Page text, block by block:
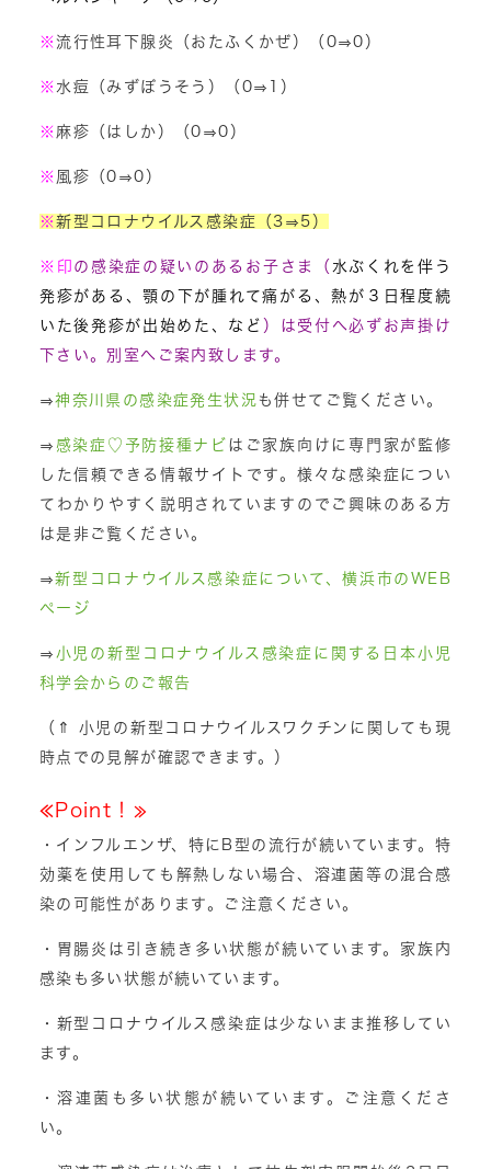
※流行性耳下腺炎（おたふくかぜ）（0⇒0）
※ 水痘（みずぼうそう）（0⇒1）
※ 麻疹（はしか）（0⇒0）
※ 風疹（0⇒0）
※新型コロナウイルス感染症（3 ⇒5）
※ 印 の感染症の疑いのあるお子さま（ 水ぶくれを伴う
発疹がある、顎の下が腫れて痛がる、熱が３日程度続
いた後発疹が出始めた、など ）は受付へ必ずお声掛け
下さい。別室へご案内致します。
⇒神奈川県の感染症発生状況 も併せてご覧ください。
⇒ 感染症♡予防接種ナビ はご家族向けに専門家が監修
した信頼できる情報サイトです。様々な感染症につい
てわかりやすく説明されていますのでご興味のある方
は是非ご覧ください。
⇒新型コロナウイルス感染症について、横浜市のWEB
ページ
⇒ 小児の新型コロナウイルス感染症に関する日本小児
科学会からのご報告
（⇑ 小児の新型コロナウイルスワクチンに関しても現
時点での見解が確認できます。）
≪Point！≫
・インフルエンザ、特にB型の流行が続いています。特
効薬を使用しても解熱しない場合、溶連菌等の混合感
染の可能性があります。ご注意ください。
・胃腸炎は引き続き多い状態が続いています。家族内
感染も多い状態が続いています。
・新型コロナウイルス感染症は少ないまま推移してい
ます。
・溶連菌も多い状態が続いています。ご注意くださ
い。